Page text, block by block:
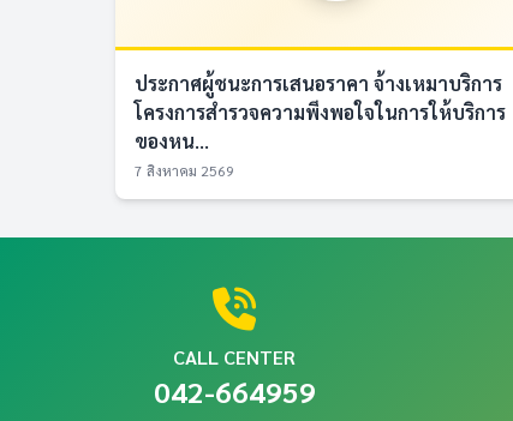
ประกาศผู้ชนะการเสนอราคา จ้างเหมาบริการ
โครงการสำรวจความพึงพอใจในการให้บริการ
ของหน...
7 สิงหาคม 2569
CALL CENTER
042-664959